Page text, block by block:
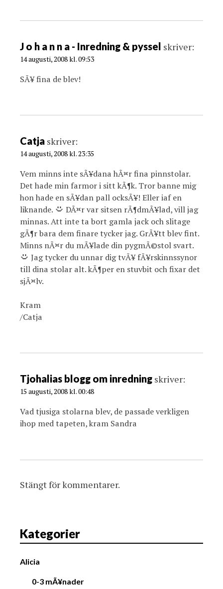
J o h a n n a - Inredning & pyssel skriver:
14 augusti, 2008 kl. 09:53
SÃ¥ fina de blev!
Catja skriver:
14 augusti, 2008 kl. 23:35
Vem minns inte sÃ¥dana hÃ¤r fina pinnstolar.
Det hade min farmor i sitt kÃ¶k. Tror banne mig
hon hade en sÃ¥dan pall ocksÃ¥! Eller iaf en
liknande.
DÃ¤r var sitsen rÃ¶dmÃ¥lad, vill jag
minnas. Att inte ta bort gamla jack och slitage
gÃ¶r bara dem finare tycker jag. GrÃ¥tt blev fint.
Minns nÃ¤r du mÃ¥lade din pygmÃ©stol svart.
Jag tycker du unnar dig tvÃ¥ fÃ¥rskinnssynor
till dina stolar alt. kÃ¶per en stuvbit och fixar det
sjÃ¤lv.
Kram
/Catja
Tjohalias blogg om inredning skriver:
15 augusti, 2008 kl. 00:48
Vad tjusiga stolarna blev, de passade verkligen
ihop med tapeten, kram Sandra
Stängt för kommentarer.
Kategorier
Alicia
0-3 mÃ¥nader